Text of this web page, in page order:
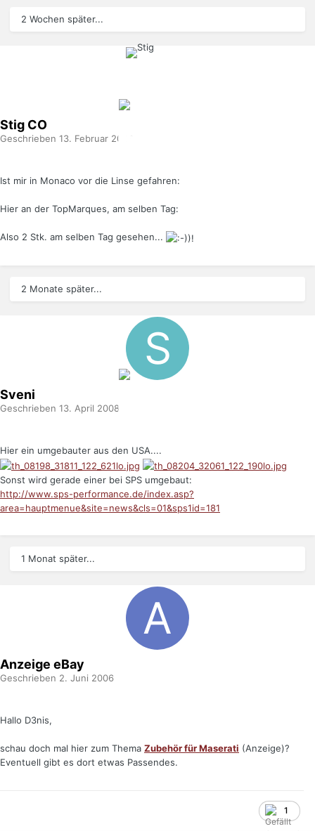
2 Wochen später...
Stig CO
Geschrieben 13. Februar 2008
Ist mir in Monaco vor die Linse gefahren:
Hier an der TopMarques, am selben Tag:
Also 2 Stk. am selben Tag gesehen...
2 Monate später...
Sveni
Geschrieben 13. April 2008
Hier ein umgebauter aus den USA....
Sonst wird gerade einer bei SPS umgebaut:
http://www.sps-performance.de/index.asp?
area=hauptmenue&site=news&cls=01&sps1id=181
1 Monat später...
Anzeige eBay
Geschrieben 2. Juni 2006
Hallo D3nis,
schau doch mal hier zum Thema Zubehör für Maserati (Anzeige)?
Eventuell gibt es dort etwas Passendes.
1